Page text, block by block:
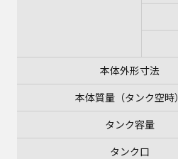
本体外形寸法
本体質量（タンク空時）
タンク容量
タンク口